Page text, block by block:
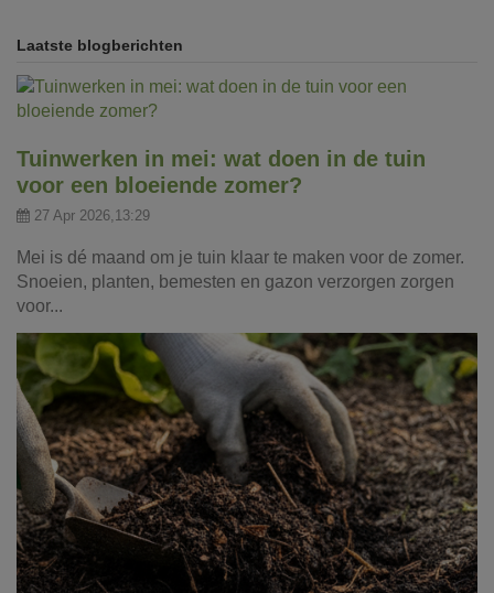
Laatste blogberichten
Tuinwerken in mei: wat doen in de tuin
voor een bloeiende zomer?
27 Apr 2026,13:29
Mei is dé maand om je tuin klaar te maken voor de zomer.
Snoeien, planten, bemesten en gazon verzorgen zorgen
voor...